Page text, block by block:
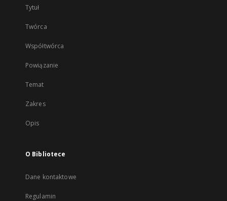
Tytuł
Twórca
Współtwórca
Powiązanie
Temat
Zakres
Opis
O Bibliotece
Dane kontaktowe
Regulamin